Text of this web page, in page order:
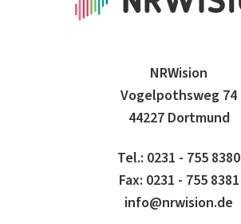
NRWision
Vogelpothsweg 74
44227 Dortmund
Tel.: 0231 - 755 8380
Fax: 0231 - 755 8381
info@nrwision.de